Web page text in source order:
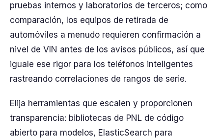
pruebas internos y laboratorios de terceros; como
comparación, los equipos de retirada de
automóviles a menudo requieren confirmación a
nivel de VIN antes de los avisos públicos, así que
iguale ese rigor para los teléfonos inteligentes
rastreando correlaciones de rangos de serie.
Elija herramientas que escalen y proporcionen
transparencia: bibliotecas de PNL de código
abierto para modelos, ElasticSearch para